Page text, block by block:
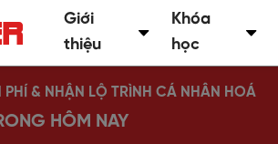
Giới
thiệu
Khóa
học
PHÍ & NHẬN LỘ TRÌNH CÁ NHÂN HOÁ
HÔM NAY